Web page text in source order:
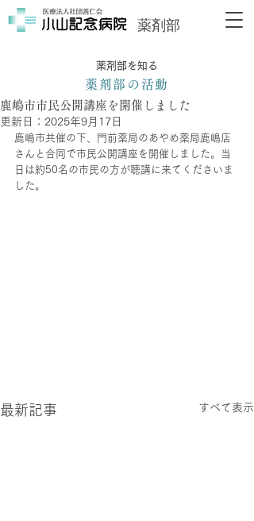
薬剤部
薬剤部を知る
薬剤部の活動
鹿嶋市市民公開講座を開催しました
更新日： 2025年9月17日
鹿嶋市共催の下、門前薬局のあやめ薬局鹿嶋店
さんと合同で市民公開講座を開催しました。当
日は約50名の市民の方が聴講に来てくださいま
した。
最新記事 すべて表示